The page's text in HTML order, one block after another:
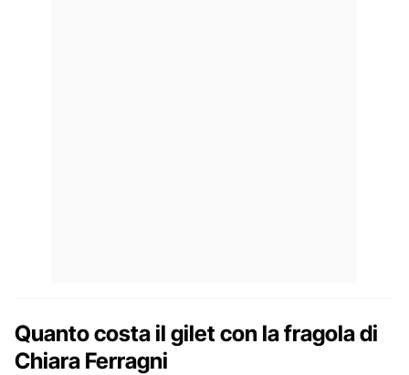
Quanto costa il gilet con la fragola di
Chiara Ferragni